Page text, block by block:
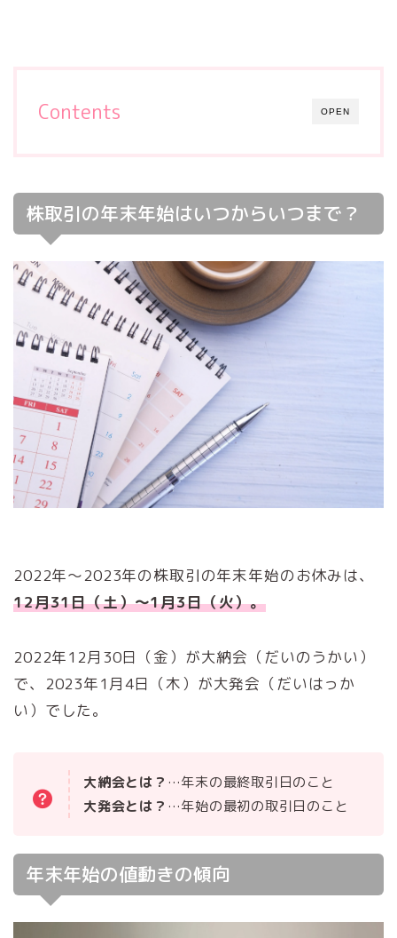
OPEN
Contents
株取引の年末年始はいつからいつまで？
2022年～2023年の株取引の年末年始のお休みは、
12月31日（土）～1月3日（火）。
2022年12月30日（金）が大納会（だいのうかい）
で、2023年1月4日（木）が大発会（だいはっか
い）でした。
大納会とは？ …年末の最終取引日のこと
大発会とは？ …年始の最初の取引日のこと
年末年始の値動きの傾向